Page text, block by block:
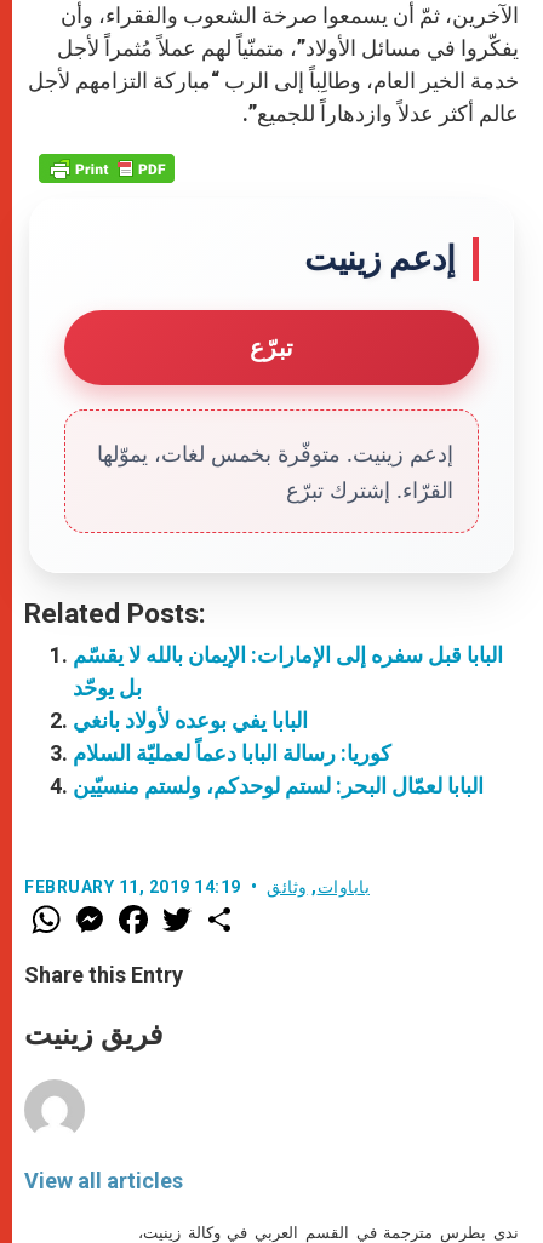
الآخرين، ثمّ أن يسمعوا صرخة الشعوب والفقراء، وأن
يفكّروا في مسائل الأولاد”، متمنّياً لهم عملاً مُثمراً لأجل
خدمة الخير العام، وطالِباً إلى الرب “مباركة التزامهم لأجل
عالم أكثر عدلاً وازدهاراً للجميع”.
إدعم زينيت
تبرّع
إدعم زينيت. متوفّرة بخمس لغات، يموّلها
القرّاء. إشترك تبرّع
Related Posts:
البابا قبل سفره إلى الإمارات: الإيمان بالله لا يقسّم
بل يوحّد
البابا يفي بوعده لأولاد بانغي
كوريا: رسالة البابا دعماً لعمليّة السلام
البابا لعمّال البحر: لستم لوحدكم، ولستم منسيّين
FEBRUARY 11, 2019 14:19 باباوات, وثائق
W
h
t
s
p
p
M
e
s
e
g
e
F
a
e
b
o
k
w
Share this Entry
فريق زينيت
View all articles
ندى بطرس مترجمة في القسم العربي في وكالة زينيت،